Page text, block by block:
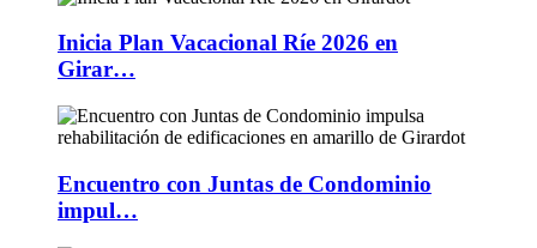
Inicia Plan Vacacional Ríe 2026 en
Girar…
Encuentro con Juntas de Condominio
impul…